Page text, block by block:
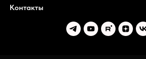
Контакты